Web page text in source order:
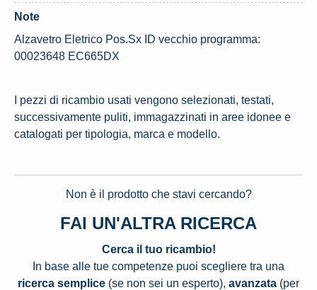
Note
Alzavetro Eletrico Pos.Sx ID vecchio programma:
00023648 EC665DX
I pezzi di ricambio usati vengono selezionati, testati,
successivamente puliti, immagazzinati in aree idonee e
catalogati per tipologia, marca e modello.
Non è il prodotto che stavi cercando?
FAI UN'ALTRA RICERCA
Cerca il tuo ricambio!
In base alle tue competenze puoi scegliere tra una
ricerca semplice (se non sei un esperto), avanzata (per